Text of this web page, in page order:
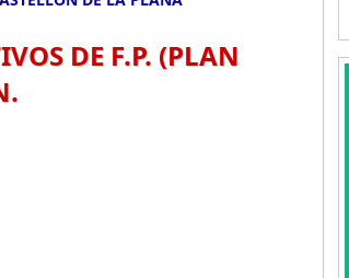
DE F.P. (PLAN